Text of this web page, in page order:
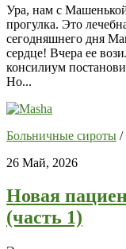
Ура, нам с
прогулка. Это
сегодняшнего дня
сердце! Вчера ее
консилиум
Но...
Больничные сироты /
26 Май, 2026
Новая
(часть 1)